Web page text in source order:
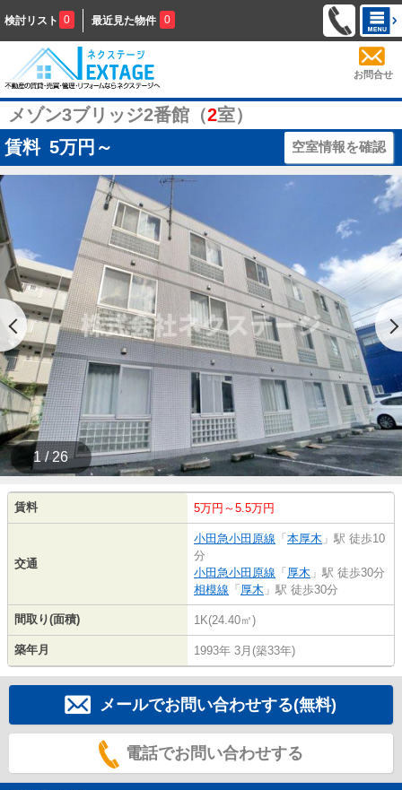
検討リスト 0 最近見た物件 0
お問合せ
メゾン3ブリッジ2番館（2室）
賃料 5万円～ 空室情報を確認
1 / 26
賃料 5万円～5.5万円
交通
小田急小田原線 「 本厚木 」駅 徒歩10
分
小田急小田原線 「 厚木 」駅 徒歩30分
相模線 「 厚木 」駅 徒歩30分
間取り(面積) 1K(24.40㎡)
築年月 1993年 3月(築33年)
メールでお問い合わせする(無料)
電話でお問い合わせする